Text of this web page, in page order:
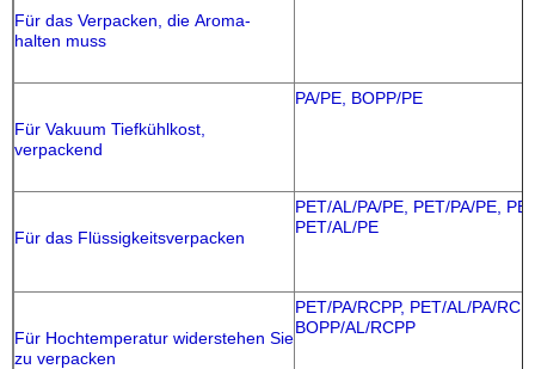
Für das Verpacken, die Aroma-
halten muss
Für Vakuum Tiefkühlkost,
verpackend
PA/PE, BOPP/PE
Für das Flüssigkeitsverpacken
PET/AL/PA/PE, PET/PA/PE,
PET/AL/PE
Für Hochtemperatur widerstehen Sie
zu verpacken
PET/PA/RCPP, PET/AL/PA/
BOPP/AL/RCPP